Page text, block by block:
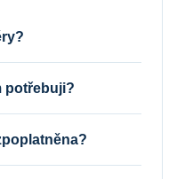
potřebuji?